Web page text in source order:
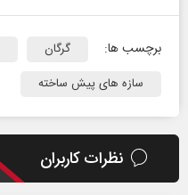
برچسب ها: گرگان
سازه های پیش ساخته
نظرات کاربران